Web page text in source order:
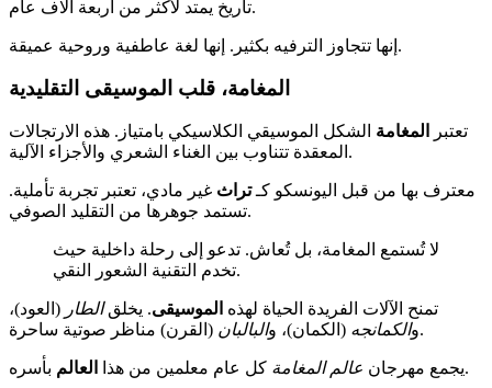
تاريخ يمتد لأكثر من أربعة آلاف عام.
إنها تتجاوز الترفيه بكثير. إنها لغة عاطفية وروحية عميقة.
المغامة، قلب الموسيقى التقليدية
تعتبر المغامة الشكل الموسيقي الكلاسيكي بامتياز. هذه الارتجالات
المعقدة تتناوب بين الغناء الشعري والأجزاء الآلية.
معترف بها من قبل اليونسكو كـتراث غير مادي، تعتبر تجربة تأملية.
تستمد جوهرها من التقليد الصوفي.
لا تُستمع المغامة، بل تُعاش. تدعو إلى رحلة داخلية حيث
تخدم التقنية الشعور النقي.
تمنح الآلات الفريدة الحياة لهذه الموسيقى. يخلقالطار (العود)،
والكمانجه (الكمان)، والبالبان (القرن) مناظر صوتية ساحرة.
يجمع مهرجان عالم المغامة كل عام معلمين من هذا العالم بأسره.